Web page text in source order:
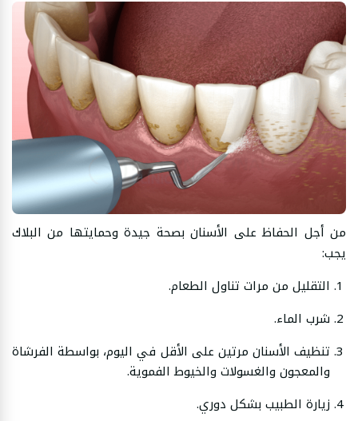
من أجل الحفاظ على الأسنان بصحة جيدة وحمايتها من البلاك
يجب:
التقليل من مرات تناول الطعام.
شرب الماء.
تنظيف الأسنان مرتين على الأقل في اليوم، بواسطة الفرشاة
والمعجون والغسولات والخيوط الفموية.
زيارة الطبيب بشكل دوري.